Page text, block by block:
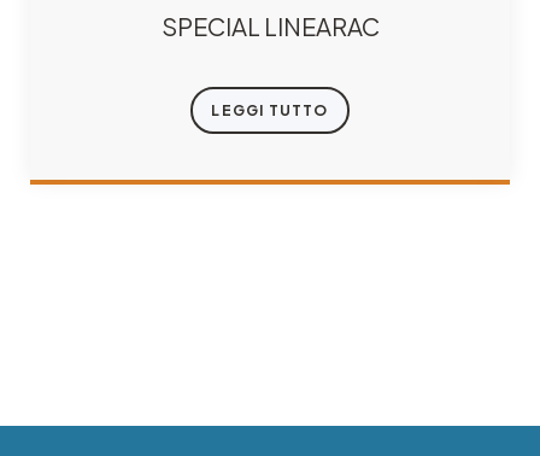
SPECIAL LINEARAC
LEGGI TUTTO